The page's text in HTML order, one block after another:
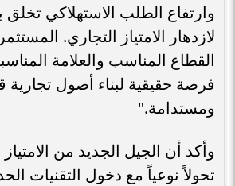
وارتفاع الطلب الاستهلاكي تخلق
لازدهار الامتياز التجاري.
القطاع المناسب والعلامة
فرصة حقيقية لبناء أصول تجارية
ومستدامة."
وأكد أن الجيل الجديد من
تحولاً نوعياً مع دخول التقنيات